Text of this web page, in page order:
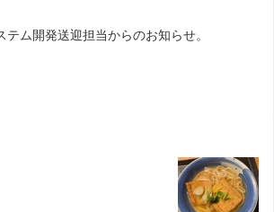
テム開発送迎担当からのお知らせ。